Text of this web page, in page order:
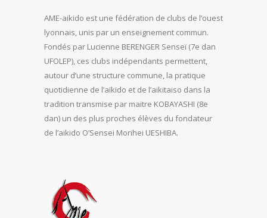
AME-aikido est une fédération de clubs de l’ouest
lyonnais, unis par un enseignement commun.
Fondés par Lucienne BERENGER Senseï (7e dan
UFOLEP), ces clubs indépendants permettent,
autour d’une structure commune, la pratique
quotidienne de l’aïkido et de l’aikitaiso dans la
tradition transmise par maitre KOBAYASHI (8e
dan) un des plus proches élèves du fondateur
de l’aikido O’Sensei Morihei UESHIBA.